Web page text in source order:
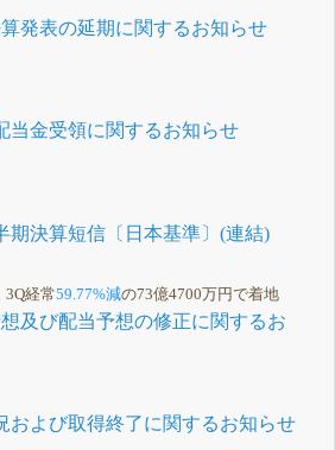
発表の延期に関するお知らせ
当金受領に関するお知らせ
期決算短信〔日本基準〕(連結)
3Q経常59.77%減の73億4700万円で着地
及び配当予想の修正に関するお
および取得終了に関するお知らせ